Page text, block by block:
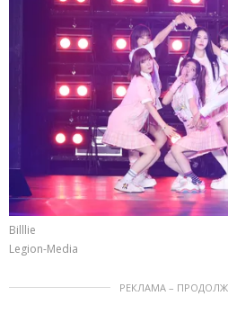
Billlie
Legion-Media
РЕКЛАМА –